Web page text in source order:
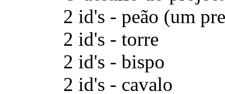
2 id's - peão (um
2 id's - torre
2 id's - bispo
2 id's - cavalo